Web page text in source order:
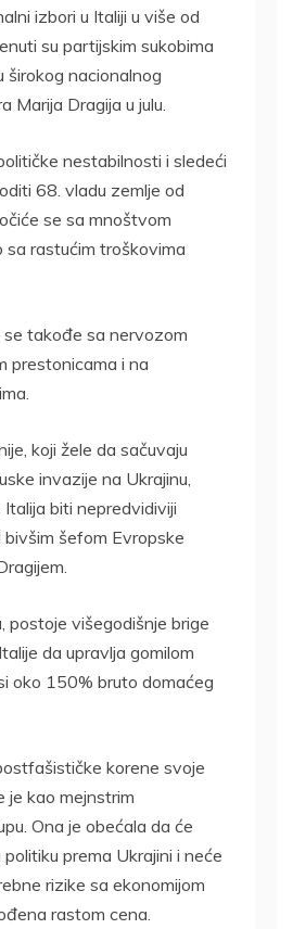
izbori u Italiji u više od
su partijskim sukobima
širokog nacionalnog
Marija Dragija u julu.
nestabilnosti i sledeći
68. vladu zemlje od
se sa mnoštvom
rastućim troškovima
se takođe sa nervozom
prestonicama i na
koji žele da sačuvaju
invazije na Ukrajinu,
biti nepredvidiviji
šefom Evropske
postoje višegodišnje brige
da upravlja gomilom
oko 150% bruto domaćeg
korene svoje
je kao mejnstrim
Ona je obećala da će
prema Ukrajini i neće
rizike sa ekonomijom
rastom cena.